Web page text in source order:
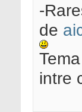
-
de
intre